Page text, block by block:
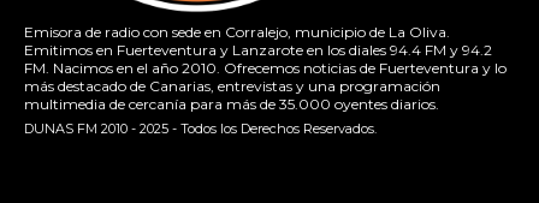
Emisora de radio con sede en Corralejo, municipio de La Oliva.
Emitimos en Fuerteventura y Lanzarote en los diales 94.4 FM y 94.2
FM. Nacimos en el año 2010. Ofrecemos noticias de Fuerteventura y lo
más destacado de Canarias, entrevistas y una programación
multimedia de cercanía para más de 35.000 oyentes diarios.
DUNAS FM 2010 - 2025 - Todos los Derechos Reservados.